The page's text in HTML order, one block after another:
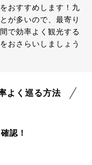
おすすめします！九
が多いので、最寄り
で効率よく観光する
おさらいしましょう
よく巡る方法
認！